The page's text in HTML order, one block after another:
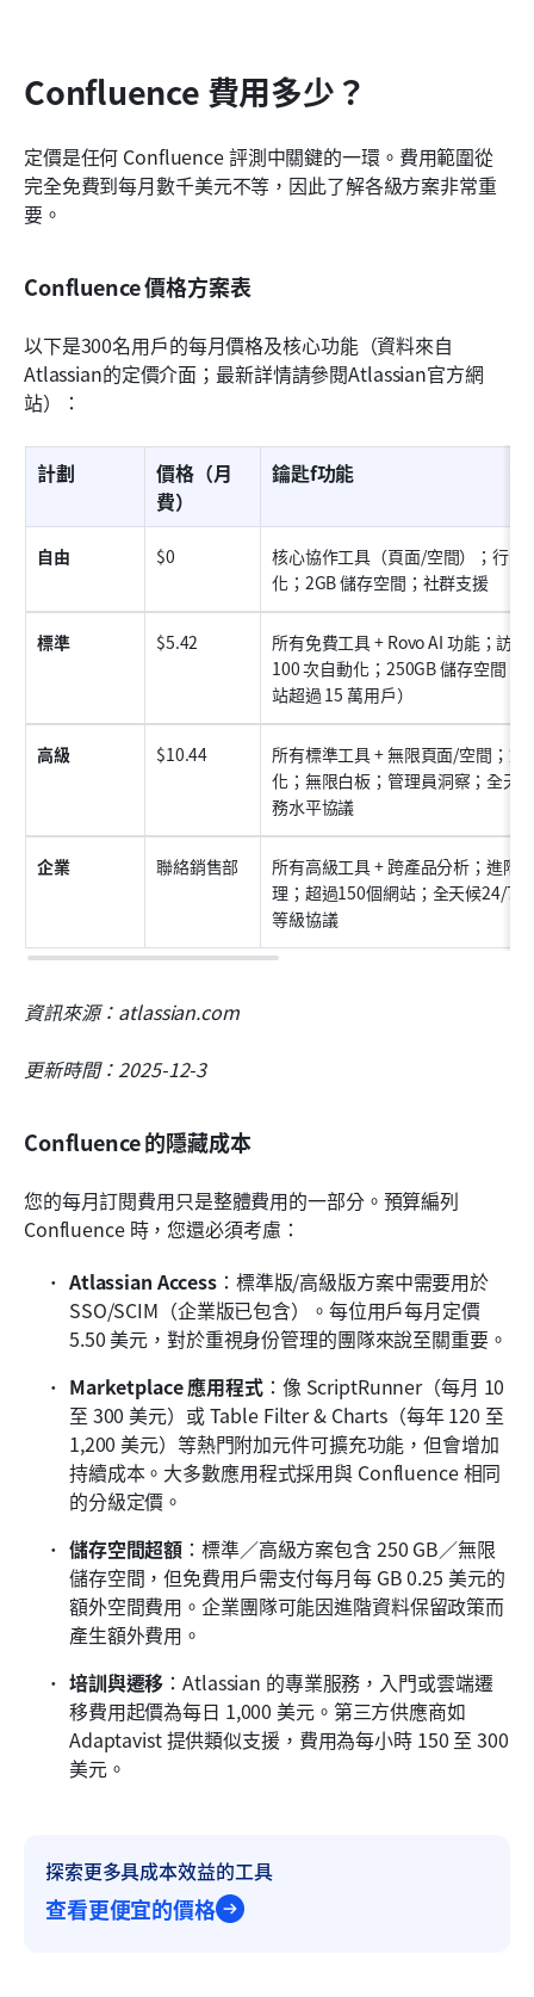
Confluence 費用多少？
定價是任何 Confluence 評測中關鍵的一環。費用範圍從
完全免費到每月數千美元不等，因此了解各級方案非常重
要。
Confluence 價格方案表
以下是300名用戶的每月價格及核心功能（資料來自
Atlassian的定價介面；最新詳情請參閱Atlassian官方網
站）：
計劃
價格（月
費）
鑰匙f功能
自由 $0
核心協作工具（頁面/空間）；行業
化；2GB 儲存空間；社群支援
標準 $5.42
所有免費工具 + Rovo AI 功能；訪
100 次自動化；250GB 儲存空間；
站超過 15 萬用戶）
高級 $10.44
所有標準工具 + 無限頁面/空間；動
化；無限白板；管理員洞察；全天
務水平協議
企業 聯絡銷售部
所有高級工具 + 跨產品分析；進階
理；超過150個網站；全天候24/7
等級協議
資訊來源：atlassian.com
更新時間：2025-12-3
Confluence 的隱藏成本
您的每月訂閱費用只是整體費用的一部分。預算編列
Confluence 時，您還必須考慮：
Atlassian Access：標準版/高級版方案中需要用於
SSO/SCIM（企業版已包含）。每位用戶每月定價
5.50 美元，對於重視身份管理的團隊來說至關重要。
Marketplace 應用程式：像 ScriptRunner（每月 10
至 300 美元）或 Table Filter & Charts（每年 120 至
1,200 美元）等熱門附加元件可擴充功能，但會增加
持續成本。大多數應用程式採用與 Confluence 相同
的分級定價。
儲存空間超額 ：標準／高級方案包含 250 GB／無限
儲存空間，但免費用戶需支付每月每 GB 0.25 美元的
額外空間費用。企業團隊可能因進階資料保留政策而
產生額外費用。
培訓與遷移 ：Atlassian 的專業服務，入門或雲端遷
移費用起價為每日 1,000 美元。第三方供應商如
Adaptavist 提供類似支援，費用為每小時 150 至 300
美元。
探索更多具成本效益的工具
查看更便宜的價格